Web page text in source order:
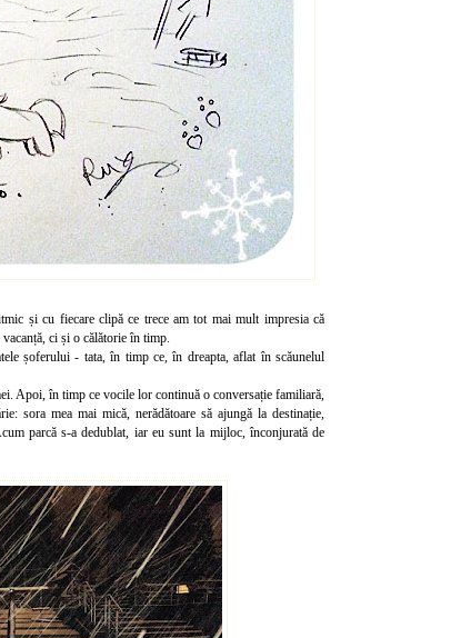
și cu fiecare clipă ce trece am tot mai mult impresia că
ci și o călătorie în timp.
șoferului - tata, în timp ce, în dreapta, aflat în scăunelul
Apoi, în timp ce vocile lor continuă o conversație familiară,
sora mea mai mică, nerădătoare să ajungă la destinație,
parcă s-a dedublat, iar eu sunt la mijloc, înconjurată de